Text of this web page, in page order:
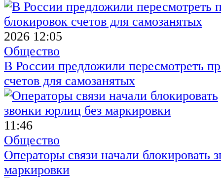
2026 12:05
Общество
В России предложили пересмотреть
счетов для самозанятых
11:46
Общество
Операторы связи начали блокировать
маркировки